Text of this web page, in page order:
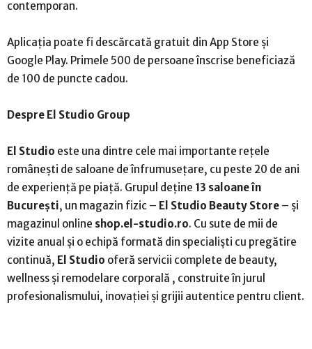
contemporan.
Aplicația poate fi descărcată gratuit din App Store și
Google Play. Primele 500 de persoane înscrise beneficiază
de 100 de puncte cadou.
Despre El Studio Group
El Studio este una dintre cele mai importante rețele
românești de saloane de înfrumusețare, cu peste 20 de ani
de experiență pe piață. Grupul deține 13 saloane în
București, un magazin fizic – El Studio Beauty Store – și
magazinul online shop.el-studio.ro. Cu sute de mii de
vizite anual și o echipă formată din specialiști cu pregătire
continuă, El Studio oferă servicii complete de beauty,
wellness și remodelare corporală , construite în jurul
profesionalismului, inovației și grijii autentice pentru client.